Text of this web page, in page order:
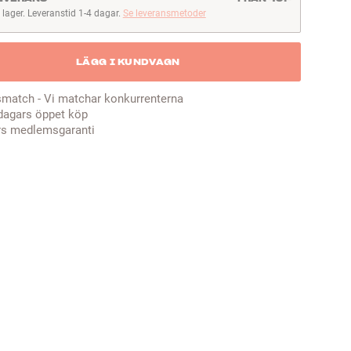
lager. Leveranstid 1-4 dagar
I lager. Leveranstid 1-4 dagar. Se leveransmetoder
LÄGG I KUNDVAGN
- Vi matchar konkurrenterna
öppet köp
medlemsgaranti